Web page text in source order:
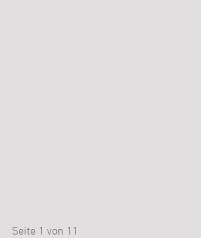
Seite 1 von 11